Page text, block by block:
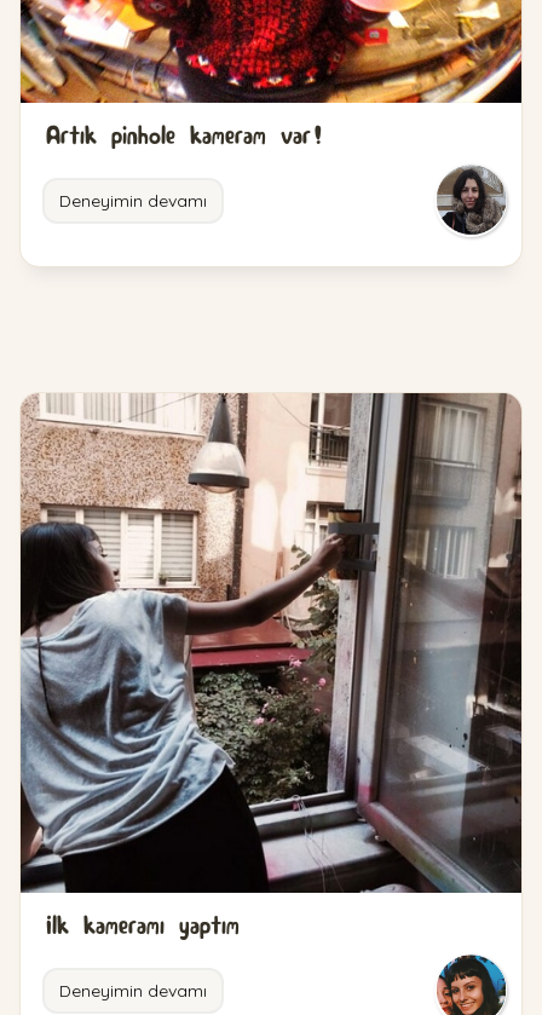
Artık pinhole kameram var!
Deneyimin devamı
İlk kameramı yaptım
Deneyimin devamı